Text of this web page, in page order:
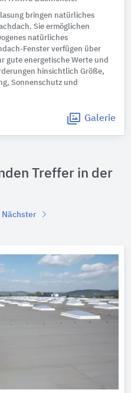
bringen natürliches
Sie ermöglichen
natürliches
Fenster verfügen über
gute energetische Werte und
hinsichtlich Größe,
Sonnenschutz und
Galerie
Treffer in der
Nächster